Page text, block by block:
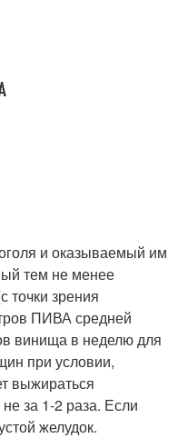
и оказываемый им
тем не менее
точки зрения
ПИВА средней
винища в неделю для
при условии,
выжираться
за 1-2 раза. Если
желудок.